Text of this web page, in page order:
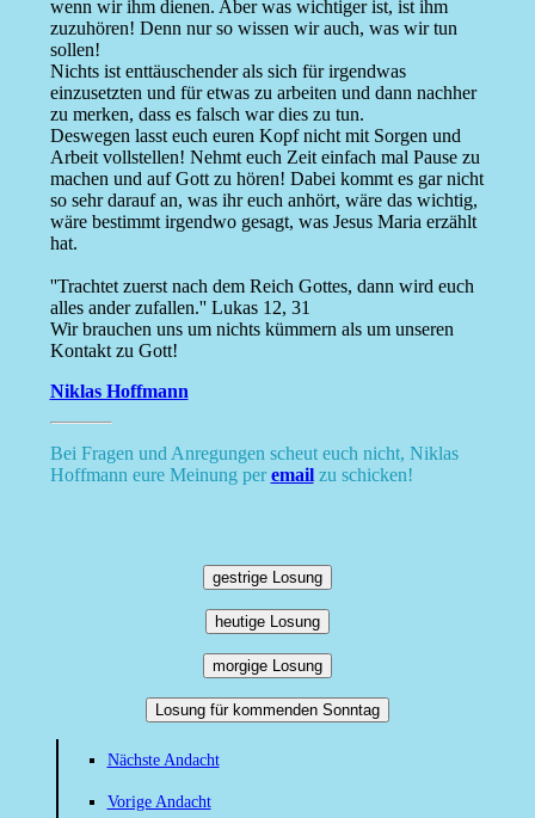
wenn wir ihm dienen. Aber was wichtiger ist, ist ihm
zuzuhören! Denn nur so wissen wir auch, was wir tun
sollen!
Nichts ist enttäuschender als sich für irgendwas
einzusetzten und für etwas zu arbeiten und dann nachher
zu merken, dass es falsch war dies zu tun.
Deswegen lasst euch euren Kopf nicht mit Sorgen und
Arbeit vollstellen! Nehmt euch Zeit einfach mal Pause zu
machen und auf Gott zu hören! Dabei kommt es gar nicht
so sehr darauf an, was ihr euch anhört, wäre das wichtig,
wäre bestimmt irgendwo gesagt, was Jesus Maria erzählt
hat.
''Trachtet zuerst nach dem Reich Gottes, dann wird euch
alles ander zufallen.'' Lukas 12, 31
Wir brauchen uns um nichts kümmern als um unseren
Kontakt zu Gott!
Niklas Hoffmann
Bei Fragen und Anregungen scheut euch nicht, Niklas
Hoffmann eure Meinung peremailzu schicken!
gestrige Losung
heutige Losung
morgige Losung
Losung für kommenden Sonntag
Nächste Andacht
Vorige Andacht